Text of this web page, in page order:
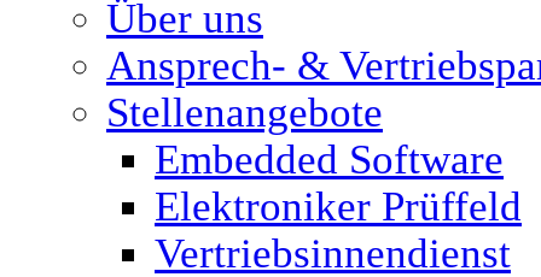
Über uns
Ansprech- &
Stellenangebote
Embedded Software
Elektroniker Prüffeld
Vertriebsinnendienst